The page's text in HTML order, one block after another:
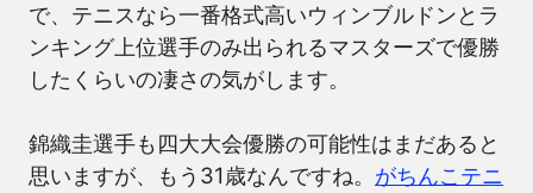
で、テニスなら一番格式高いウィンブルドンとラ
ンキング上位選手のみ出られるマスターズで優勝
したくらいの凄さの気がします。
錦織圭選手も四大大会優勝の可能性はまだあると
思いますが、もう31歳なんですね。 がちんこテニ